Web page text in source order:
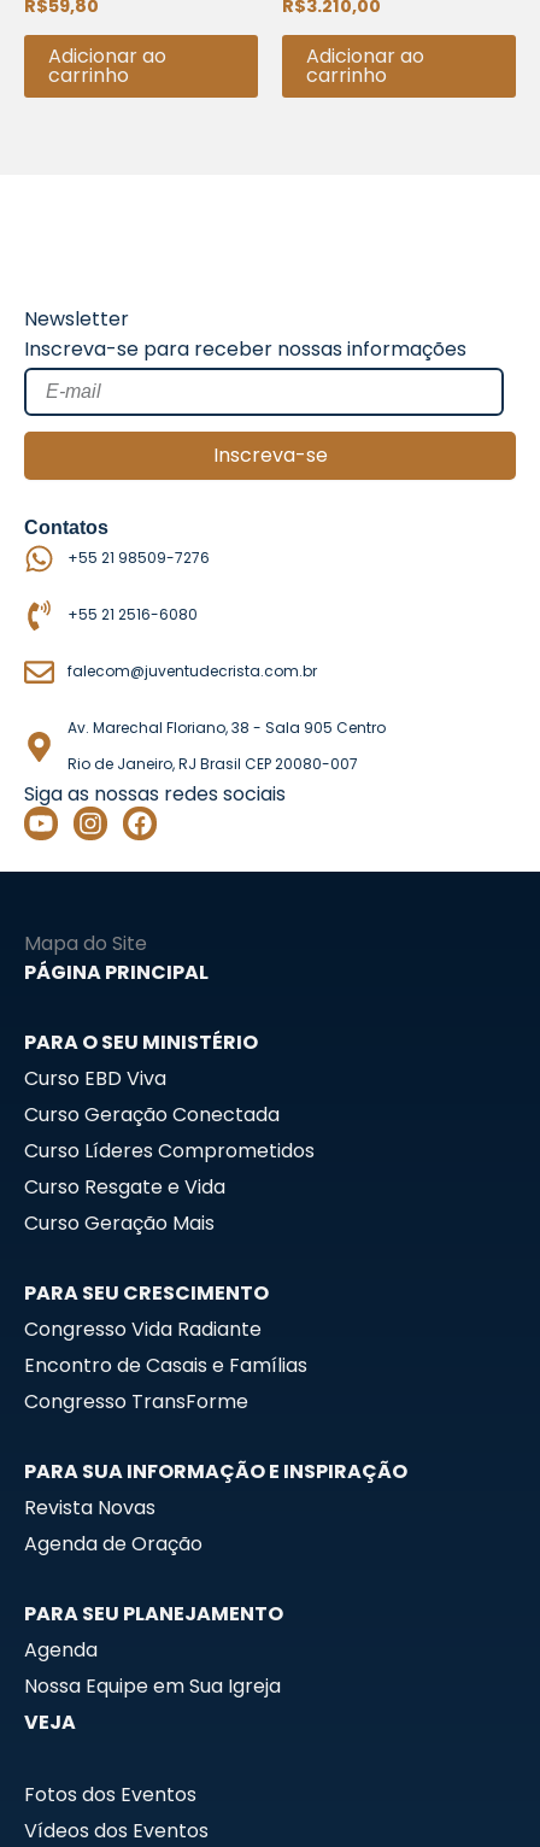
de
R$59,80
Adicionar ao
carrinho
de
R$3.210,00
Adicionar ao
carrinho
Newsletter
Inscreva-se para receber nossas informações
Inscreva-se
Contatos
+55 21 98509-7276
+55 21 2516-6080
falecom@juventudecrista.com.br
Av. Marechal Floriano, 38 - Sala 905 Centro
Rio de Janeiro, RJ Brasil CEP 20080-007
Y
o
u
b
e
I
n
s
g
r
a
F
a
c
o
o
k
Siga as nossas redes sociais
Mapa do Site
PÁGINA PRINCIPAL
PARA O SEU MINISTÉRIO
Curso EBD Viva
Curso Geração Conectada
Curso Líderes Comprometidos
Curso Resgate e Vida
Curso Geração Mais
PARA SEU CRESCIMENTO
Congresso Vida Radiante
Encontro de Casais e Famílias
Congresso TransForme
PARA SUA INFORMAÇÃO E INSPIRAÇÃO
Revista Novas
Agenda de Oração
PARA SEU PLANEJAMENTO
Agenda
Nossa Equipe em Sua Igreja
VEJA
Fotos dos Eventos
Vídeos dos Eventos